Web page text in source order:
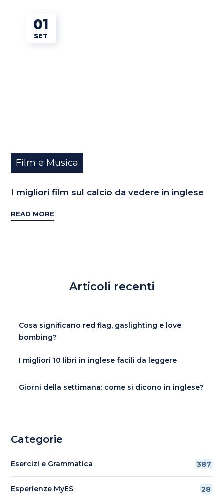
01
SET
Film e Musica
I migliori film sul calcio da vedere in inglese
READ MORE
Articoli recenti
Cosa significano red flag, gaslighting e love
bombing?
I migliori 10 libri in inglese facili da leggere
Giorni della settimana: come si dicono in inglese?
Categorie
Esercizi e Grammatica 387
Esperienze MyES 28